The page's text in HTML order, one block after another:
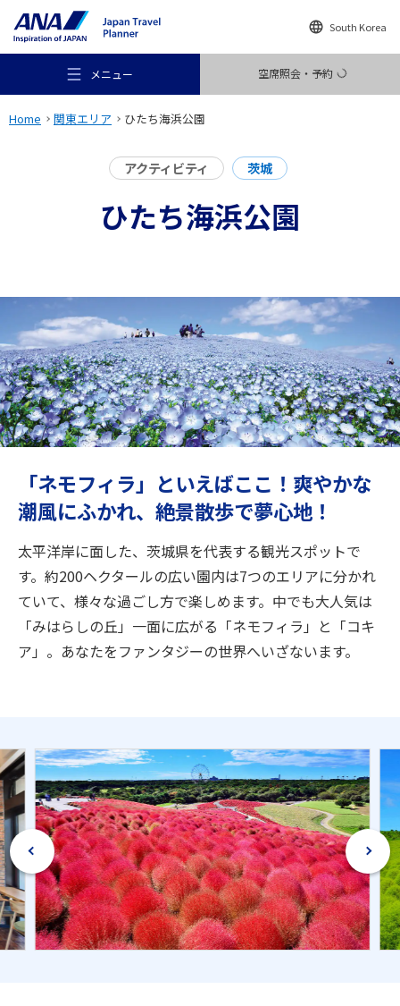
South Korea
メニュー 空席照会・予約
おすすめの旅
行き先
旅のお役立ち情報
閉じる
Home 関東エリア ひたち海浜公園
アクティビティ 茨城
ひたち海浜公園
「ネモフィラ」といえばここ！爽やかな
潮風にふかれ、絶景散歩で夢心地！
太平洋岸に面した、茨城県を代表する観光スポットで
す。約200ヘクタールの広い園内は7つのエリアに分かれ
ていて、様々な過ごし方で楽しめます。中でも大人気は
「みはらしの丘」一面に広がる「ネモフィラ」と「コキ
ア」。あなたをファンタジーの世界へいざないます。